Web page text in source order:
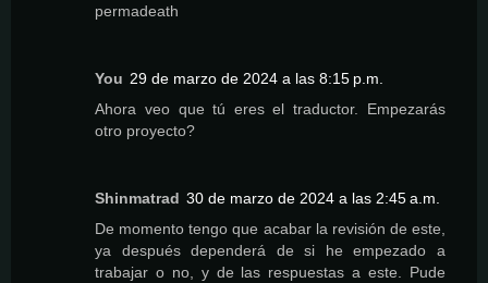
permadeath
You 29 de marzo de 2024 a las 8:15 p.m.
Ahora veo que tú eres el traductor. Empezarás
otro proyecto?
Shinmatrad 30 de marzo de 2024 a las 2:45 a.m.
De momento tengo que acabar la revisión de este,
ya después dependerá de si he empezado a
trabajar o no, y de las respuestas a este. Pude